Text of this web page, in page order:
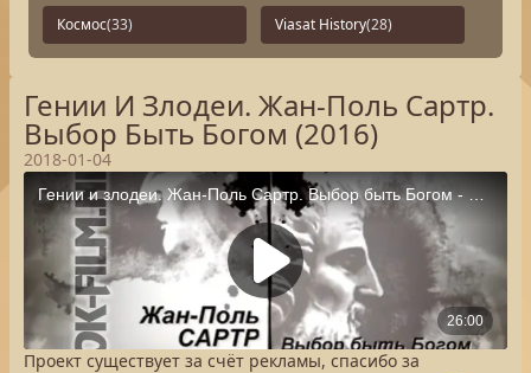
Космос(33) Viasat History(28)
Гении И Злодеи. Жан-Поль Сартр.
Выбор Быть Богом (2016)
2018-01-04
Проект существует за счёт рекламы, спасибо за